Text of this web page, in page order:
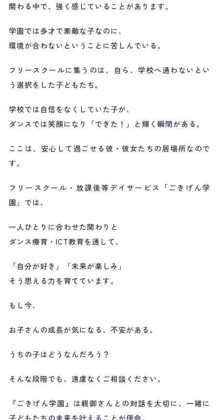
関わる中で、強く感じていることがあります。
学園では多才で素敵な子なのに、
環境が合わないということに苦しんでいる。
フリースクールに集うのは、自ら、学校へ通わないとい
う選択をした子どもたち。
学校では自信をなくしていた子が、
ダンスでは笑顔になり「できた！」と輝く瞬間がある。
ここは、安心して過ごせる彼・彼女たちの居場所なので
す。
フリースクール・放課後等デイサービス「ごきげん学
園」では、
一人ひとりに合わせた関わりと
ダンス療育・ICT教育を通して、
「自分が好き」「未来が楽しみ」
そう思える力を育てています。
もし今、
お子さんの成長が気になる、不安がある。
うちの子はどうなんだろう？
そんな段階でも、遠慮なくご相談ください。
『ごきげん学園』は親御さんとの対話を大切に、一緒に
子どもたちの未来を叶えることが使命。